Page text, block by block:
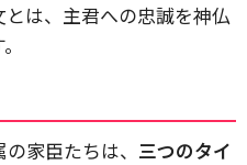
は、主君への忠誠を神仏
家臣たちは、 三つのタイ